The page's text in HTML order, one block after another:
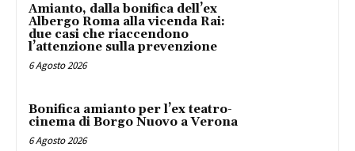
Amianto, dalla bonifica dell’ex
Albergo Roma alla vicenda Rai:
due casi che riaccendono
l’attenzione sulla prevenzione
6 Agosto 2026
Bonifica amianto per l’ex teatro-
cinema di Borgo Nuovo a Verona
6 Agosto 2026